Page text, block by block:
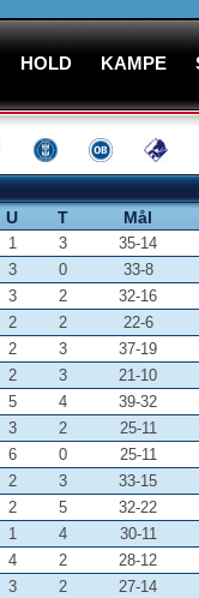
HOLD KAMPE
U T Mål
1 3
35-14
3 0
33-8
3 2
32-16
2 2
22-6
2 3
37-19
2 3
21-10
5 4
39-32
3 2
25-11
6 0
25-11
2 3
33-15
2 5
32-22
1 4
30-11
4 2
28-12
3 2
27-14